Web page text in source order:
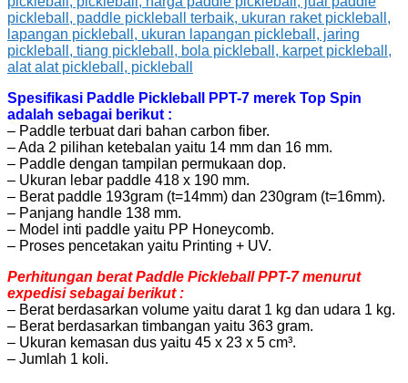
Spesifikasi Paddle Pickleball PPT-7 merek Top Spin
adalah sebagai berikut :
– Paddle terbuat dari bahan carbon fiber.
– Ada 2 pilihan ketebalan yaitu 14 mm dan 16 mm.
– Paddle dengan tampilan permukaan dop.
– Ukuran lebar paddle 418 x 190 mm.
– Berat paddle 193gram (t=14mm) dan 230gram (t=16mm).
– Panjang handle 138 mm.
– Model inti paddle yaitu PP Honeycomb.
– Proses pencetakan yaitu Printing + UV.
Perhitungan berat Paddle Pickleball PPT-7 menurut
expedisi sebagai berikut :
– Berat berdasarkan volume yaitu darat 1 kg dan udara 1 kg.
– Berat berdasarkan timbangan yaitu 363 gram.
– Ukuran kemasan dus yaitu 45 x 23 x 5 cm³.
– Jumlah 1 koli.